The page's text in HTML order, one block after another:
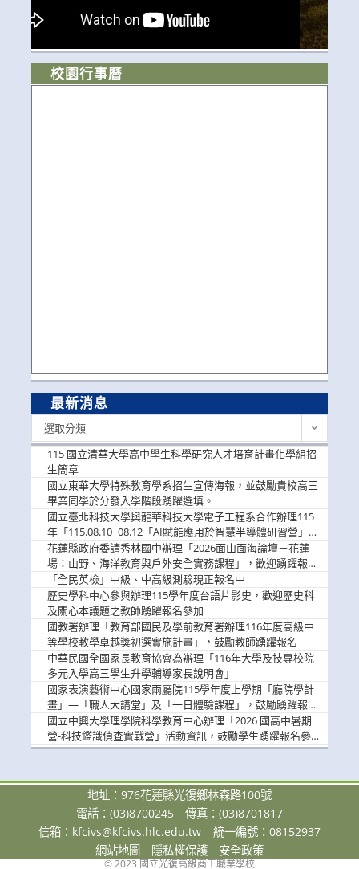
校園行事曆
最新消息
選取分類
115 國立清華大學高中學生科學研究人才培育計畫化學組招
生簡章
國立東華大學特殊教育學系招生宣傳海報，並鼓勵貴校高三
畢業同學於分發入學階段踴躍選填。
國立臺北科技大學與龍華科技大學電子工程系合作辦理115
年「115.08.10~08.12「AI賦能應用於智慧半導體研習營」，
歡迎學生踴躍報名參加
花蓮縣政府委請秀林國中辦理「2026面山面海論壇－花蓮
場：山野、海洋教育與戶外安全實務課程」，歡迎踴躍報名
參加
「全民英檢」中級、中高級測驗現正報名中
歷史學科中心參與辦理115學年度台語片影史，歡迎歷史科
及關心本議題之教師踴躍報名參加
國教署辦理「教育部國民及學前教育署辦理116年度高級中
等學校教學卓越獎初選實施計畫」，鼓勵教師踴躍報名
中華民國全國家長教育協會為辦理「116年大學及技專校院
多元入學高三學生升學輔導家長說明會」
國家表演藝術中心國家兩廳院115學年度上學期「廳院學計
畫」—「職人大講堂」及「一日體驗課程」，鼓勵踴躍報名
參與。
國立中興大學理學院科學教育中心辦理「2026 國高中暑期
營-科技鑑識偵查實戰營」活動資訊，鼓勵學生踴躍報名參
加。
地址：976花蓮縣光復鄉林森路100號
電話：(03)8700245
傳真：(03)8701817
信箱： kfcivs@kfcivs.hlc.edu.tw
統一編號：08152937
網站地圖
隱私權保護 安全政策
© 2023 國立光復高級商工職業學校